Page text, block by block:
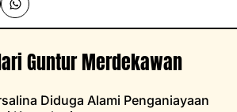
Guntur Merdekawan
Diduga Alami Penganiayaan